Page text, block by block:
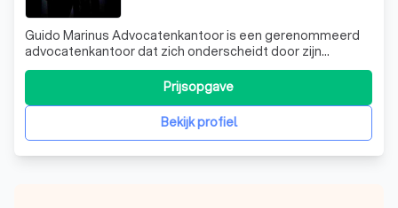
Guido Marinus Advocatenkantoor is een gerenommeerd
advocatenkantoor dat zich onderscheidt door zijn
uitgebreide expertise en toewijding aan zijn cliënten. Met
bijna 40 jaar ervaring in de juridische sector, heeft Guido
Marinus zich gespecialiseerd in diverse domeinen van het
burgerlijk recht, waaronBekijk profiel
Prijsopgave